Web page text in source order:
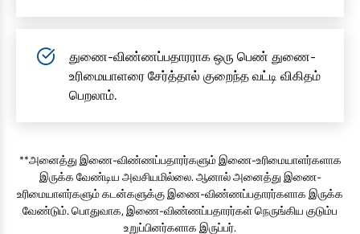
துணை-விண்ணப்பதாரராக ஒரு பெண் துணை-
உரிமையாளரை சேர்த்தால் குறைந்த வட்டி விகிதம்
பெறலாம்.
**அனைத்து இணை-விண்ணப்பதாரர்களும் இணை-உரிமையாளர்களாக
இருக்க வேண்டிய அவசியமில்லை. ஆனால் அனைத்து இணை-
உரிமையாளர்களும் கடன்களுக்கு இணை-விண்ணப்பதாரர்களாக இருக்க
வேண்டும். பொதுவாக, இணை-விண்ணப்பதாரர்கள் நெருங்கிய குடும்ப
உறுப்பினர்களாக இருப்பர்.